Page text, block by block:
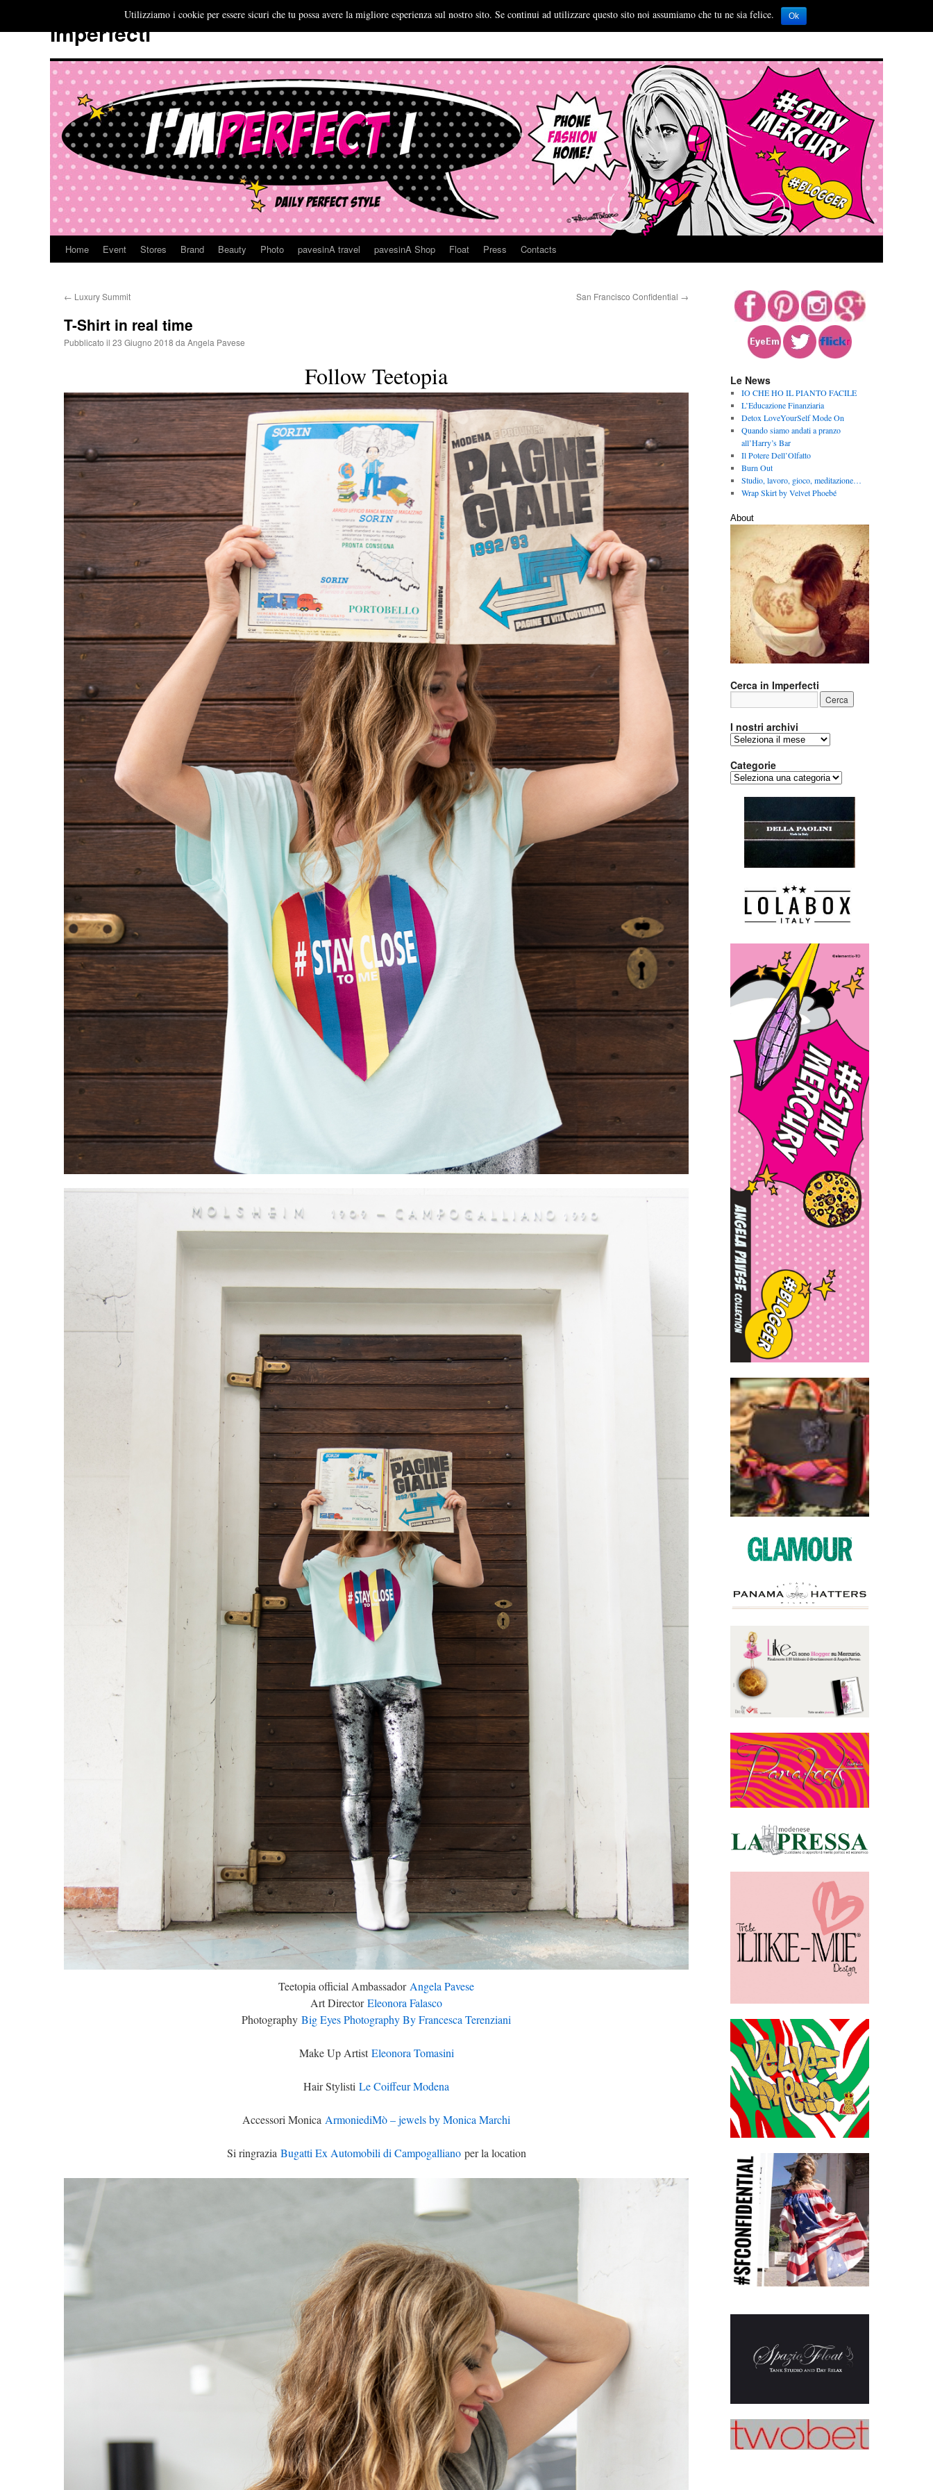
Imperfecti
Vai
contenuto
Home Event Stores Brand Beauty Photo pavesinA travel pavesinA Shop Float Press Contacts
← Luxury Summit San Francisco Confidential →
T-Shirt in real time
Pubblicato il 23 Giugno 2018 da Angela Pavese
Follow Teetopia
Teetopia official Ambassador Angela Pavese
Art DirectorEleonora Falasco
Photography Big Eyes Photography By Francesca Terenziani
Make Up ArtistEleonora Tomasini
Hair Stylisti Le Coiffeur Modena
Accessori Monica ArmoniediMò – jewels by Monica Marchi
Si ringrazia Bugatti Ex Automobili di Campogallianoper la location
Le News
IO CHE HO IL PIANTO FACILE
L’Educazione Finanziaria
Detox LoveYourSelf Mode On
Quando siamo andati a pranzo
all’Harry’s Bar
Il Potere Dell’Olfatto
Burn Out
Studio, lavoro, gioco, meditazione…
Wrap Skirt by Velvet Phoebé
About
Cerca in Imperfecti
I nostri archivi
archivi
Categorie
Categorie
Utilizziamo i cookie per essere sicuri che tu possa avere la migliore esperienza sul nostro sito. Se continui ad utilizzare questo sito noi assumiamo che tu ne sia felice. Ok